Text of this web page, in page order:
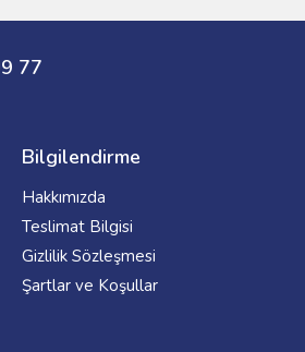
77
Bilgilendirme
Hakkımızda
Teslimat Bilgisi
Gizlilik Sözleşmesi
Şartlar ve Koşullar